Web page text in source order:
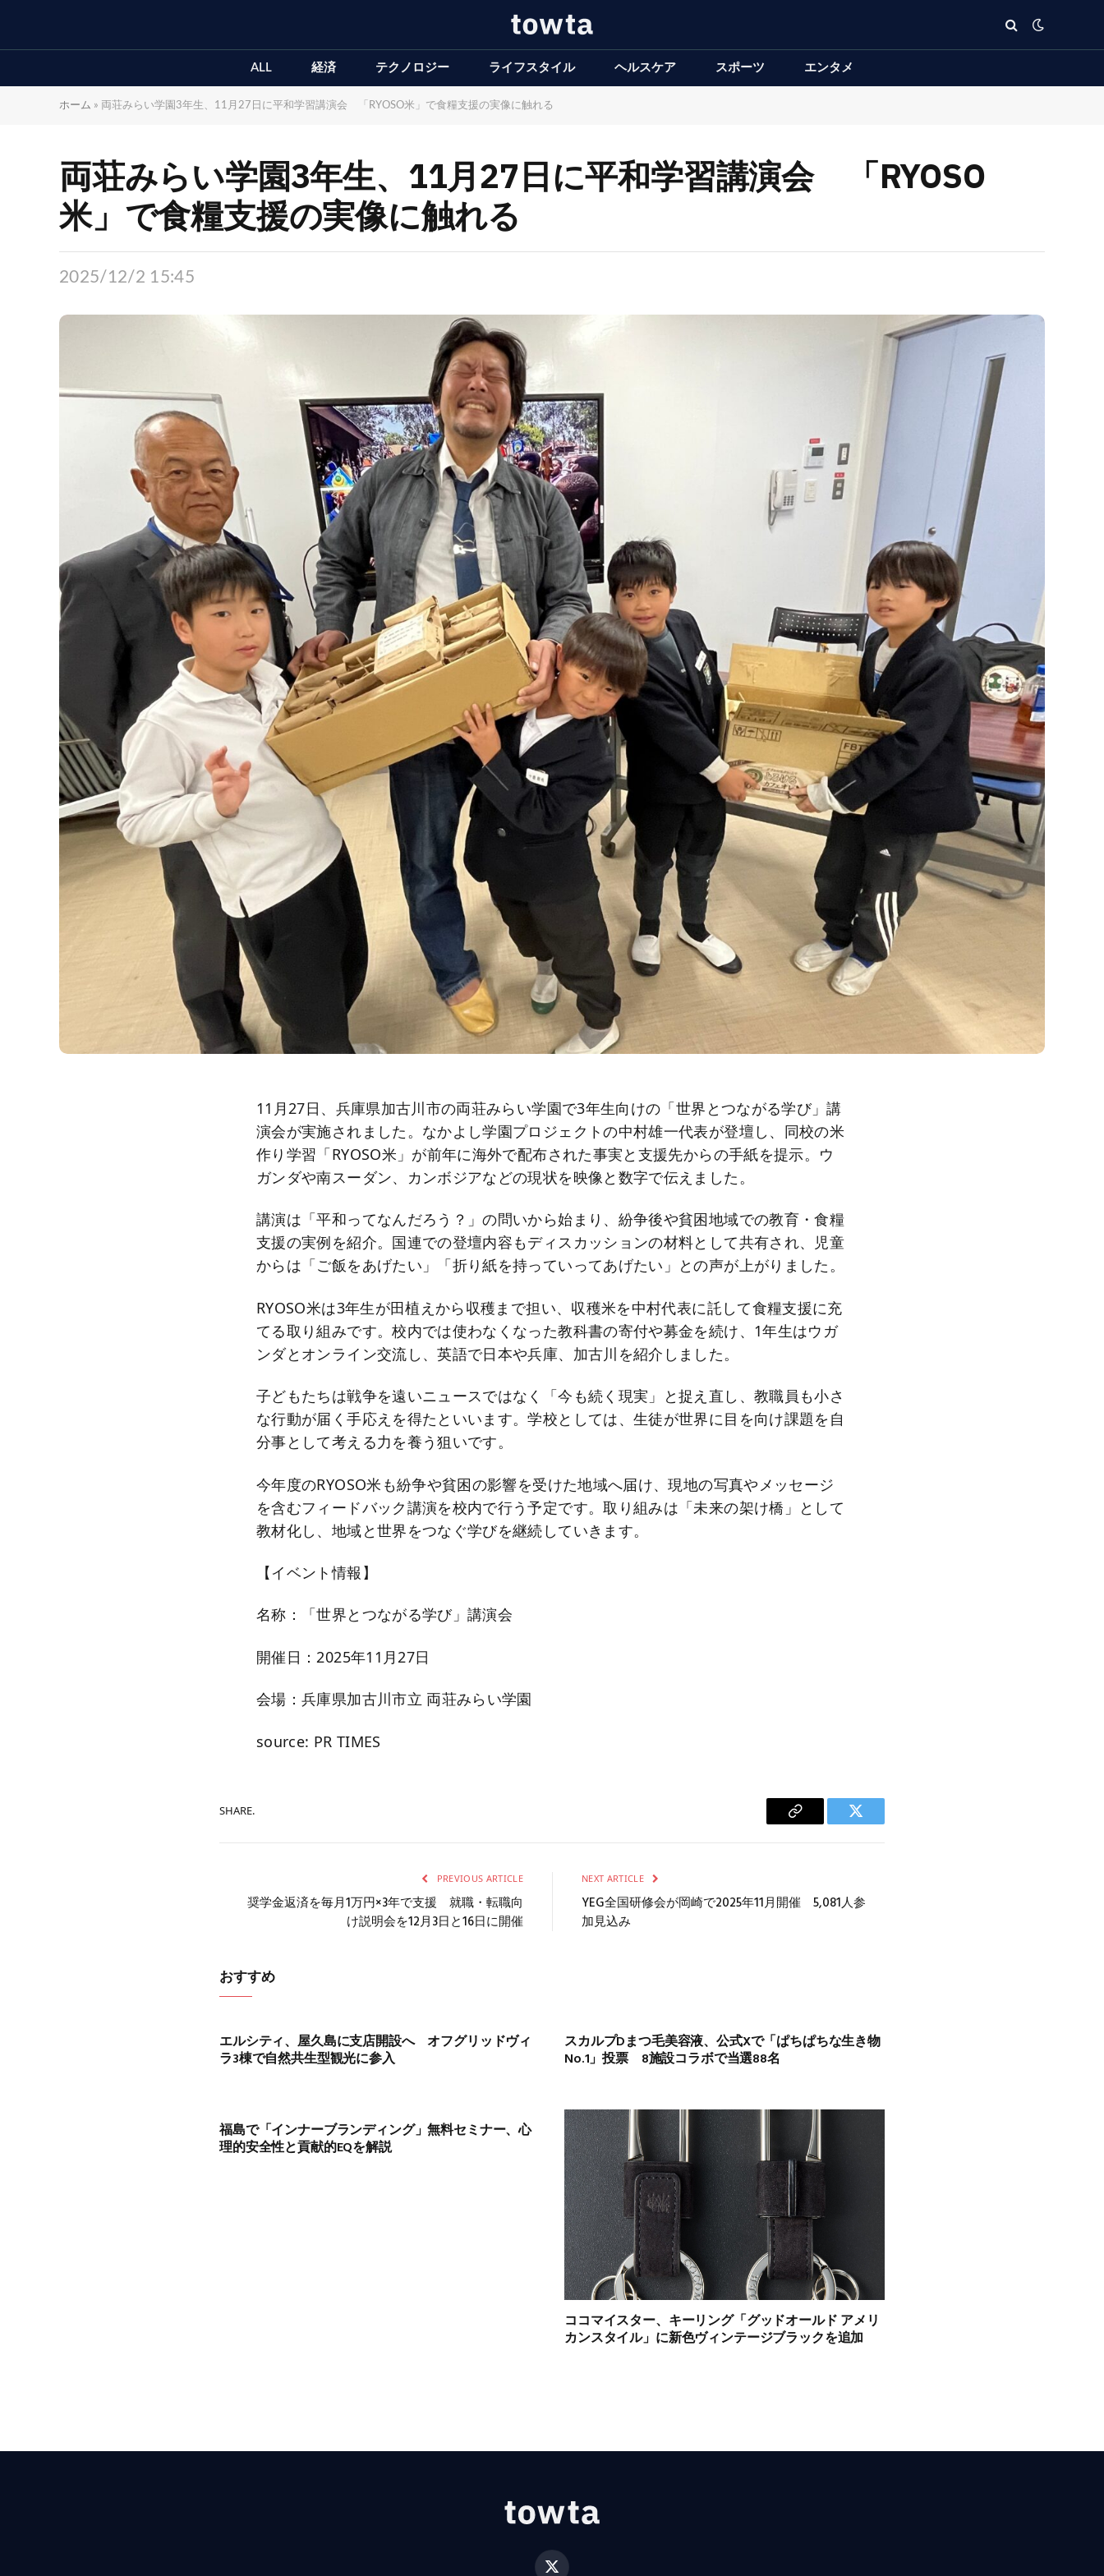
ALL 経済 テクノロジー ライフスタイル ヘルスケア スポーツ エンタメ
ホーム » 両荘みらい学園3年生、11月27日に平和学習講演会 「RYOSO米」で食糧支援の実像に触れる
両荘みらい学園3年生、11月27日に平和学習講演会 「RYOSO
米」で食糧支援の実像に触れる
2025/12/2 15:45
11月27日、兵庫県加古川市の両荘みらい学園で3年生向けの「世界とつながる学び」講
演会が実施されました。なかよし学園プロジェクトの中村雄一代表が登壇し、同校の米
作り学習「RYOSO米」が前年に海外で配布された事実と支援先からの手紙を提示。ウ
ガンダや南スーダン、カンボジアなどの現状を映像と数字で伝えました。
講演は「平和ってなんだろう？」の問いから始まり、紛争後や貧困地域での教育・食糧
支援の実例を紹介。国連での登壇内容もディスカッションの材料として共有され、児童
からは「ご飯をあげたい」「折り紙を持っていってあげたい」との声が上がりました。
RYOSO米は3年生が田植えから収穫まで担い、収穫米を中村代表に託して食糧支援に充
てる取り組みです。校内では使わなくなった教科書の寄付や募金を続け、1年生はウガ
ンダとオンライン交流し、英語で日本や兵庫、加古川を紹介しました。
子どもたちは戦争を遠いニュースではなく「今も続く現実」と捉え直し、教職員も小さ
な行動が届く手応えを得たといいます。学校としては、生徒が世界に目を向け課題を自
分事として考える力を養う狙いです。
今年度のRYOSO米も紛争や貧困の影響を受けた地域へ届け、現地の写真やメッセージ
を含むフィードバック講演を校内で行う予定です。取り組みは「未来の架け橋」として
教材化し、地域と世界をつなぐ学びを継続していきます。
【イベント情報】
名称：「世界とつながる学び」講演会
開催日：2025年11月27日
会場：兵庫県加古川市立 両荘みらい学園
source: PR TIMES
SHARE.
Copy
Twitter
PREVIOUS ARTICLE
奨学金返済を毎月1万円×3年で支援 就職・転職向
け説明会を12月3日と16日に開催
NEXT ARTICLE
YEG全国研修会が岡崎で2025年11月開催 5,081人参
加見込み
おすすめ
エルシティ、屋久島に支店開設へ オフグリッドヴィ
ラ3棟で自然共生型観光に参入
スカルプDまつ毛美容液、公式Xで「ぱちぱちな生き物
No.1」投票 8施設コラボで当選88名
福島で「インナーブランディング」無料セミナー、心
理的安全性と貢献的EQを解説
ココマイスター、キーリング「グッドオールド アメリ
カンスタイル」に新色ヴィンテージブラックを追加
X